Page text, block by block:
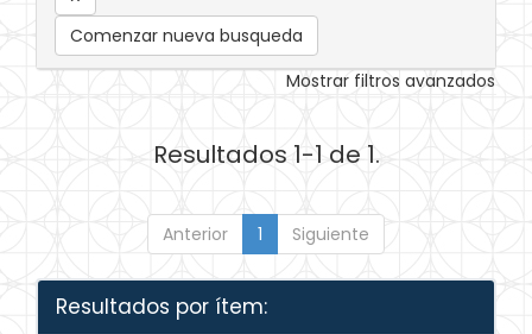
Comenzar nueva busqueda
Mostrar filtros avanzados
Resultados 1-1 de 1.
Anterior 1 Siguiente
Resultados por ítem: